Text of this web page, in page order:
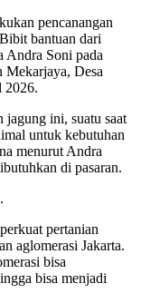
pencanangan
bantuan dari
Andra Soni pada
Mekarjaya, Desa
2026.
jagung ini, suatu saat
untuk kebutuhan
menurut Andra
di pasaran.
pertanian
aglomerasi Jakarta.
bisa
bisa menjadi